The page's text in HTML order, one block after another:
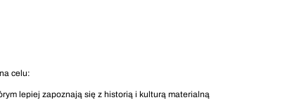
celu:
lepiej zapoznają się z historią i kulturą materialną